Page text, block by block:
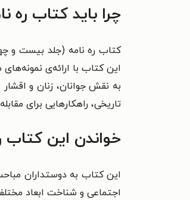
چرا باید کتاب ره
کتاب ره نامه (جلد بیست و
این کتاب با ارائه‌ی
به نقش جوانان، زنان و
تاریخی، راهکارهایی برای
خواندن این کتاب
این کتاب به دوستداران
اجتماعی و شناخت ابعاد